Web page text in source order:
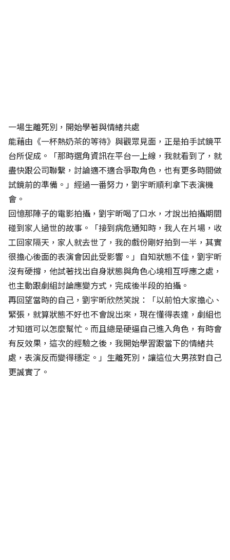
一場生離死別，開始學著與情緒共處
能藉由《一杯熱奶茶的等待》與觀眾見面，正是拍手試鏡平
台所促成。「那時選角資訊在平台一上線，我就看到了，就
盡快跟公司聯繫，討論適不適合爭取角色，也有更多時間做
試鏡前的準備。」經過一番努力，劉宇昕順利拿下表演機
會。
回憶那陣子的電影拍攝，劉宇昕喝了口水，才說出拍攝期間
碰到家人過世的故事。「接到病危通知時，我人在片場，收
工回家隔天，家人就去世了，我的戲份剛好拍到一半，其實
很擔心後面的表演會因此受影響。」自知狀態不佳，劉宇昕
沒有硬撐，他試著找出自身狀態與角色心境相互呼應之處，
也主動跟劇組討論應變方式，完成後半段的拍攝。
再回望當時的自己，劉宇昕欣然笑說：「以前怕大家擔心、
緊張，就算狀態不好也不會說出來，現在懂得表達，劇組也
才知道可以怎麼幫忙。而且總是硬逼自己進入角色，有時會
有反效果，這次的經驗之後，我開始學習跟當下的情緒共
處，表演反而變得穩定。」生離死別，讓這位大男孩對自己
更誠實了。